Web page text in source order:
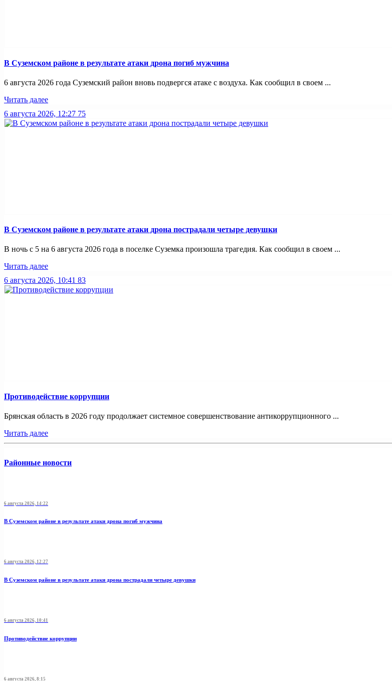
В Суземском районе в результате атаки дрона погиб мужчина
6 августа 2026 года Суземский район вновь подвергся атаке с воздуха. Как сообщил в своем ...
Читать далее
6 августа 2026, 12:27 75
В Суземском районе в результате атаки дрона пострадали четыре девушки
В ночь с 5 на 6 августа 2026 года в поселке Суземка произошла трагедия. Как сообщил в своем ...
Читать далее
6 августа 2026, 10:41 83
Противодействие коррупции
Брянская область в 2026 году продолжает системное совершенствование антикоррупционного ...
Читать далее
Районные новости
6 августа 2026, 14:22
В Суземском районе в результате атаки дрона погиб мужчина
6 августа 2026, 12:27
В Суземском районе в результате атаки дрона пострадали четыре девушки
6 августа 2026, 10:41
Противодействие коррупции
6 августа 2026, 8:15